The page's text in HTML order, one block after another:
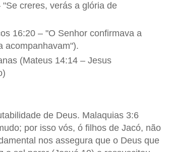
creres, verás a glória de
16:20 – "O Senhor confirmava a
acompanhavam").
(Mateus 14:14 – Jesus
de Deus. Malaquias 3:6
por isso vós, ó filhos de Jacó, não
nos assegura que o Deus que